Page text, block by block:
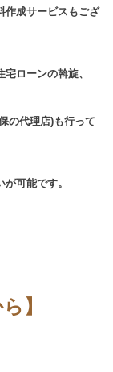
作成サービスもござ
ローンの斡旋、
の代理店)も行って
可能です。
】